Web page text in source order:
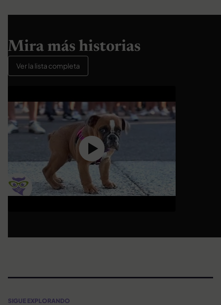
Mira más historias
Ver la lista completa
SIGUE EXPLORANDO